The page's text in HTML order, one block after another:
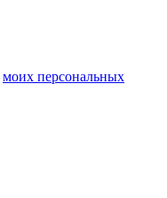
моих персональных